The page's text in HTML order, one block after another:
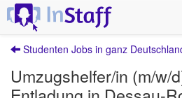
Studenten Jobs in ganz
Umzugshelfer/in (m/w/